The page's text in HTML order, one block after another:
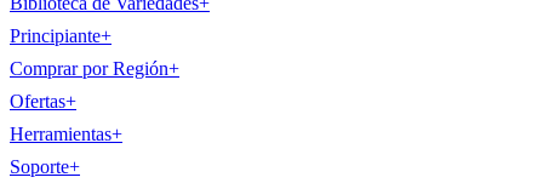
Principiante+
Comprar por Región+
Ofertas+
Herramientas+
Soporte+